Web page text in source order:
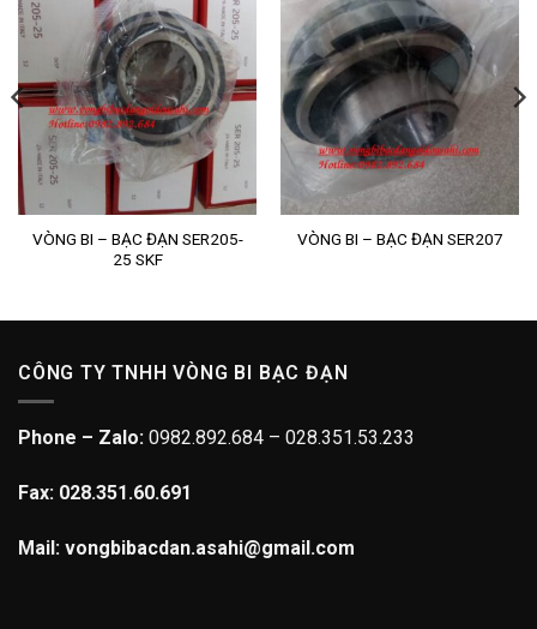
VÒNG BI – BẠC ĐẠN SER205-
25 SKF
VÒNG BI – BẠC ĐẠN SER207
CÔNG TY TNHH VÒNG BI BẠC ĐẠN
Phone – Zalo: 0982.892.684 – 028.351.53.233
Fax: 028.351.60.691
Mail: vongbibacdan.asahi@gmail.com